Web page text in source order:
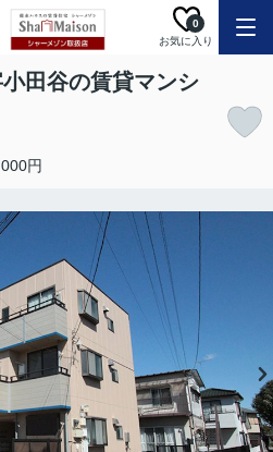
お気に入り
0
田谷の賃貸マンシ
円